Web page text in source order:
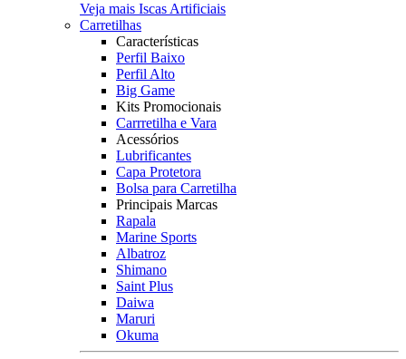
Veja mais Iscas Artificiais
Carretilhas
Características
Perfil Baixo
Perfil Alto
Big Game
Kits Promocionais
Carrretilha e Vara
Acessórios
Lubrificantes
Capa Protetora
Bolsa para Carretilha
Principais Marcas
Rapala
Marine Sports
Albatroz
Shimano
Saint Plus
Daiwa
Maruri
Okuma